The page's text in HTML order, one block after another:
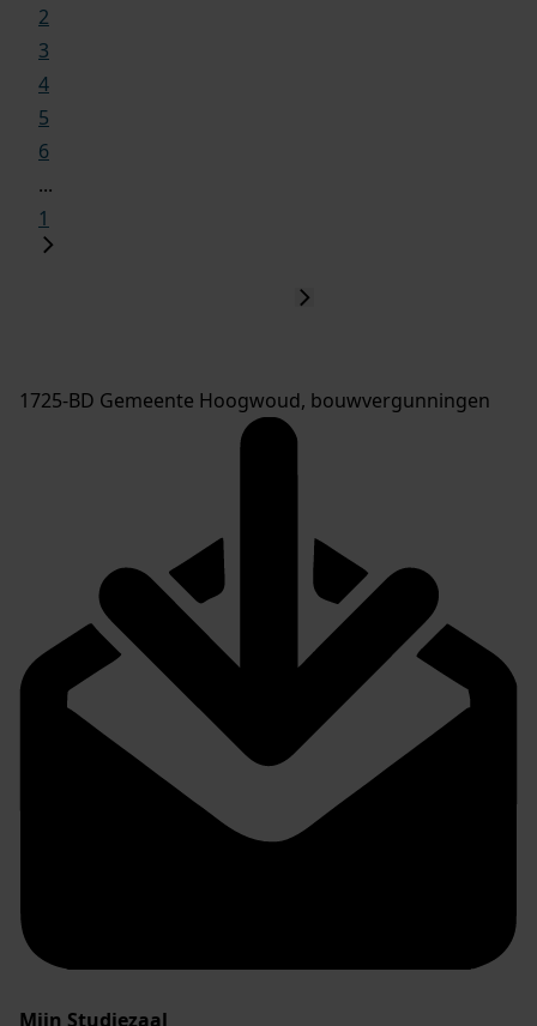
2
3
4
5
6
...
1
1725-BD Gemeente Hoogwoud, bouwvergunningen
Mijn Studiezaal